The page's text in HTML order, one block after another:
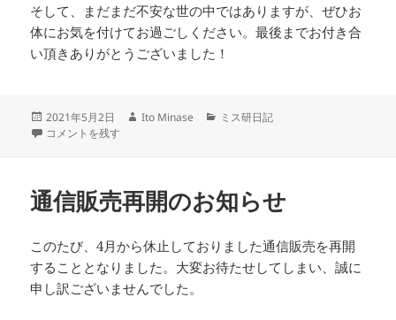
そして、まだまだ不安な世の中ではありますが、ぜひお
体にお気を付けてお過ごしください。最後までお付き合
い頂きありがとうございました！
投
稿
2021年5月2日
作
Ito Minase
カ
ミス研日記
4月の読書会 に
コメントを残す
通信販売再開のお知らせ
このたび、4月から休止しておりました通信販売を再開
することとなりました。大変お待たせしてしまい、誠に
申し訳ございませんでした。